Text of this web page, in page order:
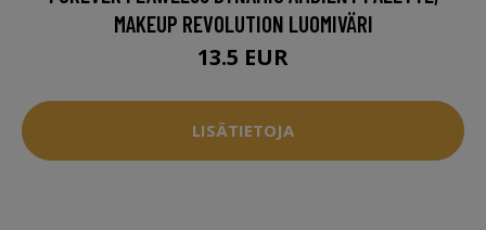
MAKEUP REVOLUTION LUOMIVÄRI
13.5 EUR
LISÄTIETOJA